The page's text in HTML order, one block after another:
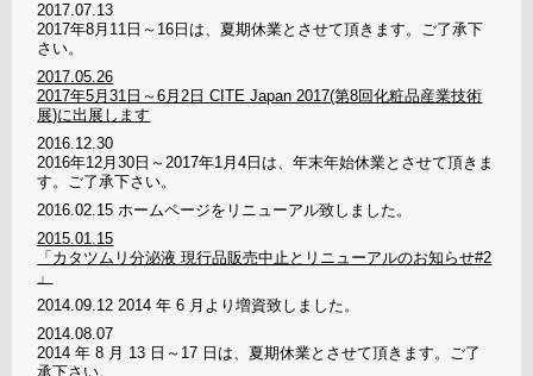
2017.07.13
2017年8月11日～16日は、夏期休業とさせて頂きます。ご了承下
さい。
2017.05.26
2017年5月31日～6月2日 CITE Japan 2017(第8回化粧品産業技術
展)に出展します
2016.12.30
2016年12月30日～2017年1月4日は、年末年始休業とさせて頂きま
す。ご了承下さい。
2016.02.15 ホームページをリニューアル致しました。
2015.01.15
「カタツムリ分泌液 現行品販売中止とリニューアルのお知らせ#2
」
2014.09.12 2014 年 6 月より増資致しました。
2014.08.07
2014 年 8 月 13 日～17 日は、夏期休業とさせて頂きます。ご了
承下さい。